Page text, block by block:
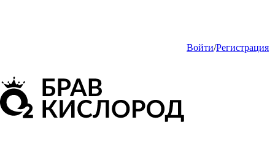
Войти/Регистрация